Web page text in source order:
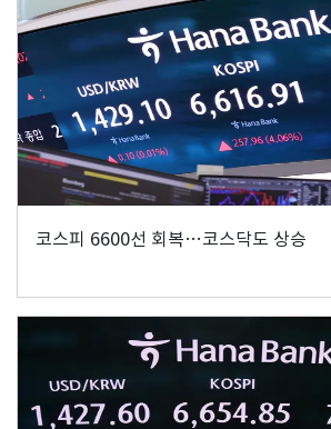
코스피 6600선 회복…코스닥도 상승